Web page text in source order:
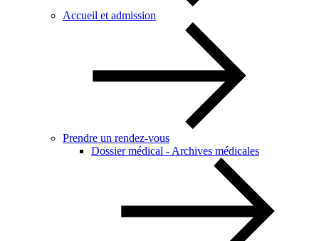
Accueil et admission
Prendre un rendez-vous
Dossier médical - Archives médicales